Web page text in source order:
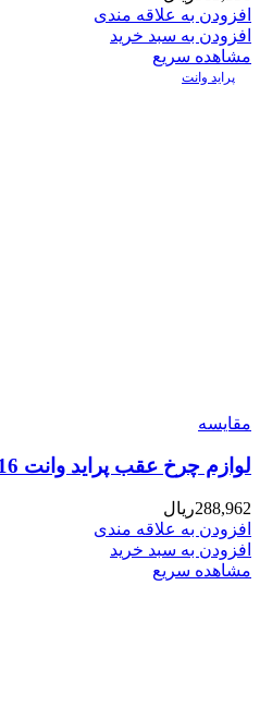
افزودن به علاقه مندی
افزودن به سبد خرید
مشاهده سریع
پراید وانت
مقایسه
لوازم چرخ عقب پراید وانت 916 /لاتکس
288,962ریال
افزودن به علاقه مندی
افزودن به سبد خرید
مشاهده سریع